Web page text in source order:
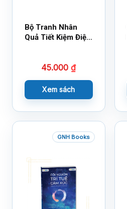
Bộ Tranh Nhân
Quả Tiết Kiệm Điện
45.000₫
Xem sách
GNH Books